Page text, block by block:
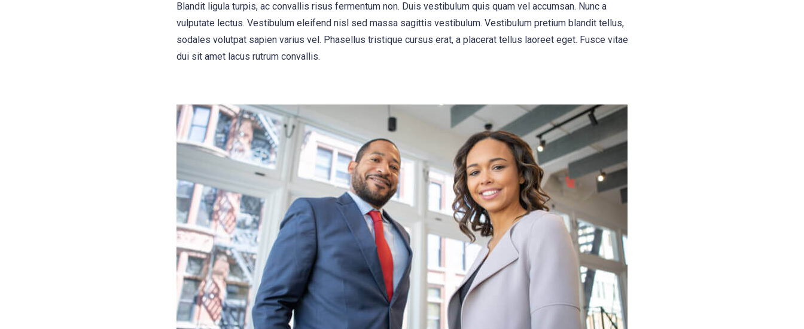
Blandit ligula turpis, ac convallis risus fermentum non. Duis vestibulum quis quam vel accumsan. Nunc a
vulputate lectus. Vestibulum eleifend nisl sed massa sagittis vestibulum. Vestibulum pretium blandit tellus,
sodales volutpat sapien varius vel. Phasellus tristique cursus erat, a placerat tellus laoreet eget. Fusce vitae
dui sit amet lacus rutrum convallis.